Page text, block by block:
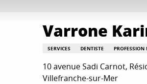
Varrone
SERVICES DENTISTE PROFESSION
10 avenue Sadi Carnot,
Villefranche-sur-Mer